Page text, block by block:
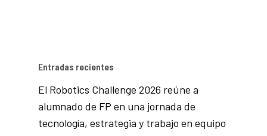
Entradas recientes
El Robotics Challenge 2026 reúne a
alumnado de FP en una jornada de
tecnología, estrategia y trabajo en equipo